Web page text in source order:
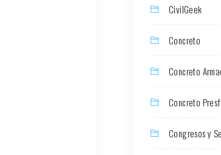
CivilGeek
Concreto
Concreto
Concreto
Congresos y